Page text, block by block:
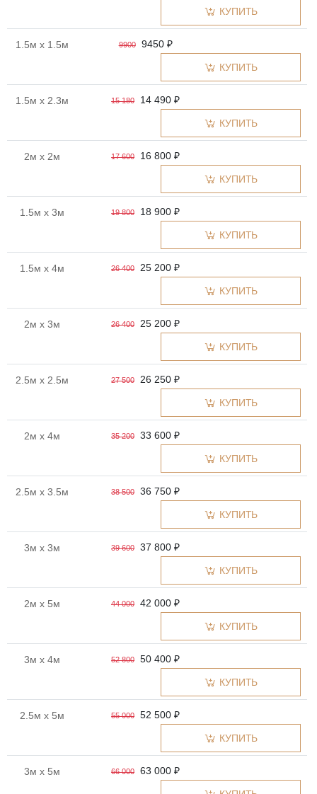
КУПИТЬ
1.5м x 1.5м 99009450 ₽
КУПИТЬ
1.5м x 2.3м 15 180 14 490 ₽
КУПИТЬ
2м x 2м 17 600 16 800 ₽
КУПИТЬ
1.5м x 3м 19 800 18 900 ₽
КУПИТЬ
1.5м x 4м 26 400 25 200 ₽
КУПИТЬ
2м x 3м 26 400 25 200 ₽
КУПИТЬ
2.5м x 2.5м 27 500 26 250 ₽
КУПИТЬ
2м x 4м 35 200 33 600 ₽
КУПИТЬ
2.5м x 3.5м 38 500 36 750 ₽
КУПИТЬ
3м x 3м 39 600 37 800 ₽
КУПИТЬ
2м x 5м 44 000 42 000 ₽
КУПИТЬ
3м x 4м 52 800 50 400 ₽
КУПИТЬ
2.5м x 5м 55 000 52 500 ₽
КУПИТЬ
3м x 5м 66 000 63 000 ₽